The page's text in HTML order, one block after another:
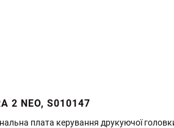
2 NEO, S010147
плата керування друкуючої